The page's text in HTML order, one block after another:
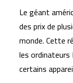
mondial de
Un rapport
satellites
Le géant
des prix de
monde. Cette
les
certains